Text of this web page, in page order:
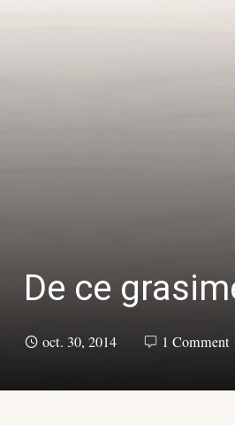
De ce
oct. 30, 2014 1 Comment